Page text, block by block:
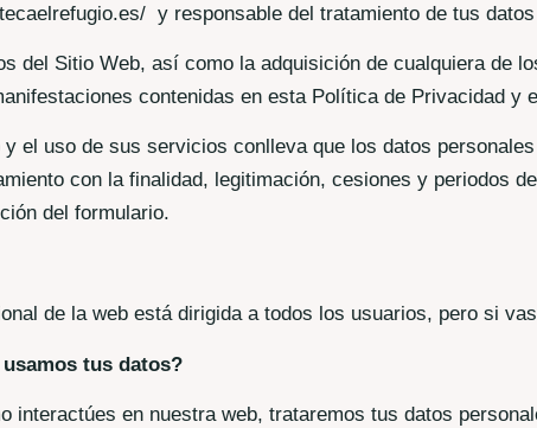
y responsable del tratamiento de tus
del Sitio Web, así como la adquisición de cualquiera de
contenidas en esta Política de Privacidad y
el uso de sus servicios conlleva que los datos
con la finalidad, legitimación, cesiones y periodos
del formulario.
de la web está dirigida a todos los usuarios, pero si
tus datos?
interactúes en nuestra web, trataremos tus datos